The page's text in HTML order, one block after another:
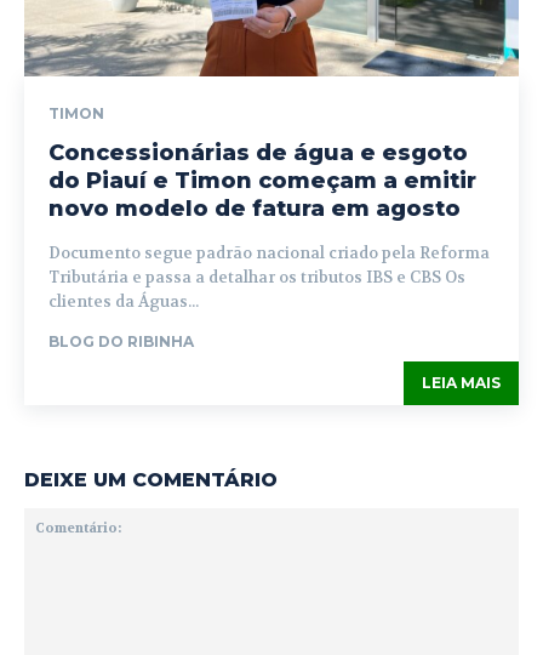
TIMON
Concessionárias de água e esgoto
do Piauí e Timon começam a emitir
novo modelo de fatura em agosto
Documento segue padrão nacional criado pela Reforma
Tributária e passa a detalhar os tributos IBS e CBS Os
clientes da Águas...
BLOG DO RIBINHA
LEIA MAIS
DEIXE UM COMENTÁRIO